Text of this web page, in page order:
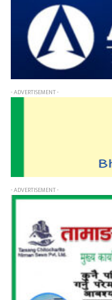
- ADVERTISEMENT -
- ADVERTISEMENT -